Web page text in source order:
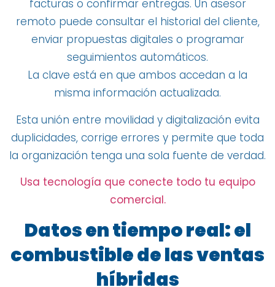
facturas o confirmar entregas. Un asesor
remoto puede consultar el historial del cliente,
enviar propuestas digitales o programar
seguimientos automáticos.
La clave está en que ambos accedan a la
misma información actualizada.
Esta unión entre movilidad y digitalización evita
duplicidades, corrige errores y permite que toda
la organización tenga una sola fuente de verdad.
Usa tecnología que conecte todo tu equipo
comercial.
Datos en tiempo real: el
combustible de las ventas
híbridas